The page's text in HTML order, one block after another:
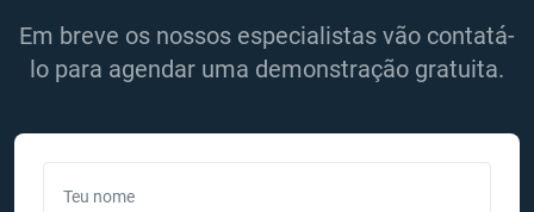
Em breve os nossos especialistas vão contatá-
lo para agendar uma demonstração gratuita.
Teu nome